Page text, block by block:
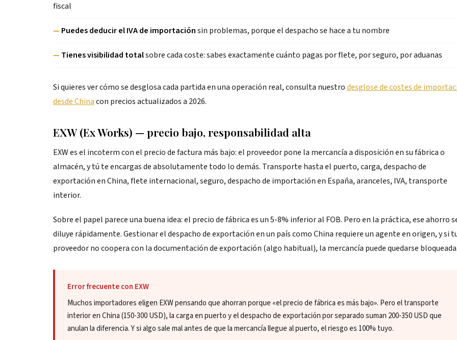
fiscal
— Puedes deducir el IVA de importaciónsin problemas, porque el despacho se hace a tu nombre
— Tienes visibilidad totalsobre cada coste: sabes exactamente cuánto pagas por flete, por seguro, por aduanas
Si quieres ver cómo se desglosa cada partida en una operación real, consulta nuestrodesglose de costes de
desde Chinacon precios actualizados a 2026.
EXW (Ex Works) — precio bajo, responsabilidad alta
EXW es el incoterm con el precio de factura más bajo: el proveedor pone la mercancía a disposición en su fábrica o
almacén, y tú te encargas de absolutamente todo lo demás. Transporte hasta el puerto, carga, despacho de
exportación en China, flete internacional, seguro, despacho de importación en España, aranceles, IVA, transporte
interior.
Sobre el papel parece una buena idea: el precio de fábrica es un 5-8% inferior al FOB. Pero en la práctica, ese ahorro
diluye rápidamente. Gestionar el despacho de exportación en un país como China requiere un agente en origen, y si
proveedor no coopera con la documentación de exportación (algo habitual), la mercancía puede quedarse bloqueada.
Error frecuente con EXW
Muchos importadores eligen EXW pensando que ahorran porque «el precio de fábrica es más bajo». Pero el transporte
interior en China (150-300 USD), la carga en puerto y el despacho de exportación por separado suman 200-350 USD que
anulan la diferencia. Y si algo sale mal antes de que la mercancía llegue al puerto, el riesgo es 100% tuyo.